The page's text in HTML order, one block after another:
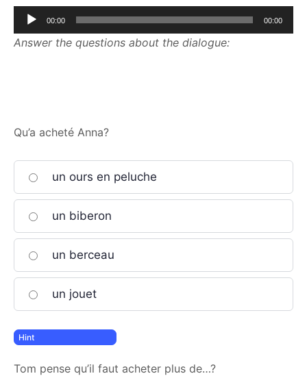
Audio
Player
00:00 00:00
Answer the questions about the dialogue:
Qu’a acheté Anna?
un ours en peluche
un biberon
un berceau
un jouet
Tom pense qu’il faut acheter plus de…?